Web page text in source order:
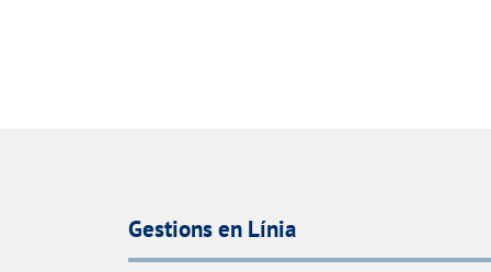
Gestions en Línia